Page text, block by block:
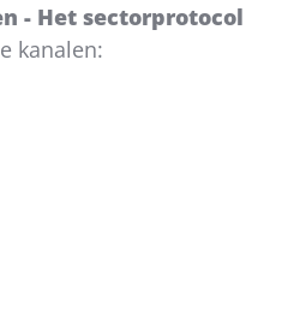
- Het sectorprotocol
kanalen: